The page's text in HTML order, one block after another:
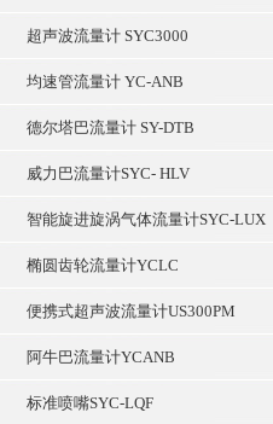
超声波流量计 SYC3000
均速管流量计 YC-ANB
德尔塔巴流量计 SY-DTB
威力巴流量计SYC- HLV
智能旋进旋涡气体流量计SYC-LUX
椭圆齿轮流量计YCLC
便携式超声波流量计US300PM
阿牛巴流量计YCANB
标准喷嘴SYC-LQF